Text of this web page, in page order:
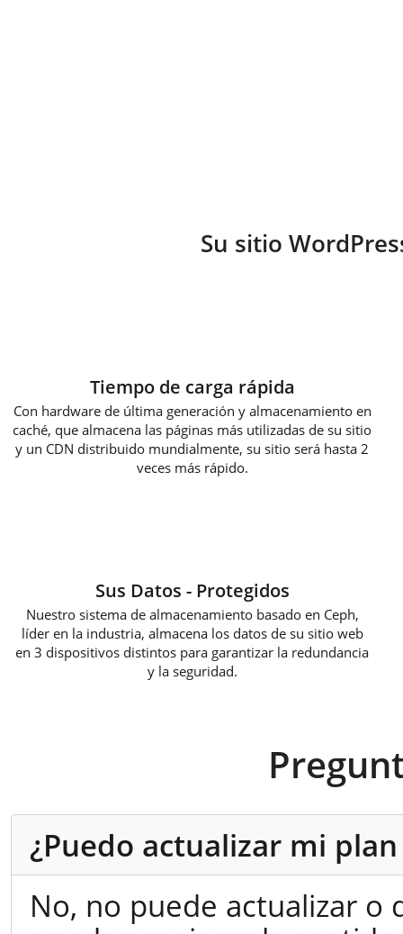
Su sitio
Tiempo de carga rápida
Con hardware de última generación y almacenamiento en
caché, que almacena las páginas más utilizadas de su sitio
y un CDN distribuido mundialmente, su sitio será hasta 2
veces más rápido.
Sus Datos - Protegidos
Nuestro sistema de almacenamiento basado en Ceph,
líder en la industria, almacena los datos de su sitio web
en 3 dispositivos distintos para garantizar la redundancia
y la seguridad.
¿Puedo actualizar mi
No, no puede actualizar o